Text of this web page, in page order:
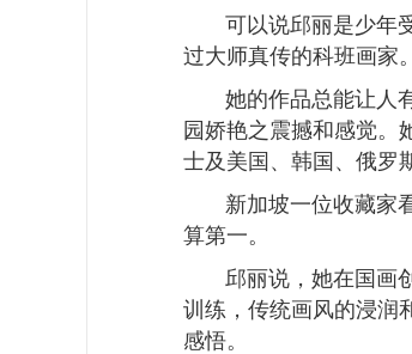
可以说邱丽是少年
过大师真传的科班画家。
她的作品总能让人
园娇艳之震撼和感觉。
士及美国、韩国、俄罗
新加坡一位收藏家
算第一。
邱丽说，她在国画
训练，传统画风的浸润
感悟。